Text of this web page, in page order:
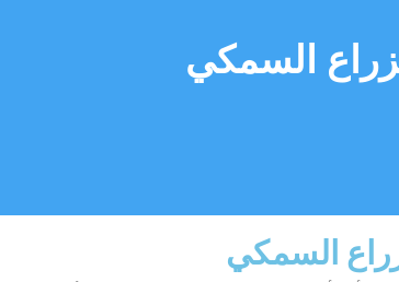
السمكي
السمكي